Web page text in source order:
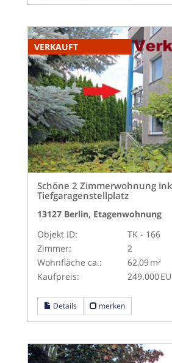
VERKAUFT
Schöne 2 Zimmerwohnung
Tiefgaragenstellplatz
13127 Berlin, Etagenwohnung
Objekt ID:
TK - 166
Zimmer:
2
Wohnfläche ca.:
62,09 m²
Kaufpreis:
249.000
Details merken